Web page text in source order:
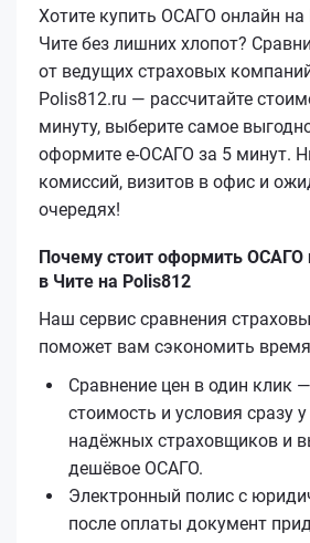
Хотите купить ОСАГО онлайн на
Чите без лишних хлопот?
от ведущих страховых
Polis812.ru — рассчитайте
минуту, выберите самое
оформите е‑ОСАГО за 5 минут.
комиссий, визитов в офис и
очередях!
Почему стоит оформить ОСАГО
в Чите на Polis812
Наш сервис сравнения
поможет вам сэкономить
Сравнение цен в один клик
стоимость и условия сразу
надёжных страховщиков и
дешёвое ОСАГО.
Электронный полис с
после оплаты документ